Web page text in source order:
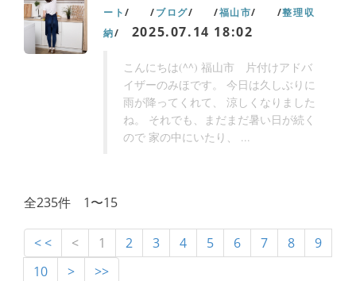
ート
ブログ 福山市
整理収
納
2025.07.14 18:02
こんにちは(^^) 福山市 片付けアドバ
イザーのみほです。 今日は久しぶりに
雨が降ってくれて、 涼しくなりました
ね。 それでも、まだまだ暑い日が続く
ので 家の中にいたり、 ...
全235件 1〜15
< < < 1 2 3 4 5 6 7 8
9
10
> >>